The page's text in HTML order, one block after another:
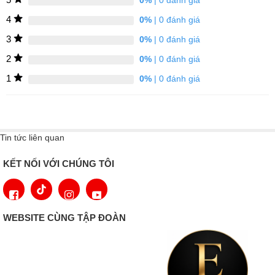
Ánh sáng gián tiếp tạo ra bầu không khí dễ chịu và làm nổi bật
các vật liệu chất lượng cao. Đèn LED không cần bảo trì và tạo ra
ánh sáng hoàn hảo trong nội thất. So với bóng đèn tiêu chuẩn,
đèn LED đặc biệt tiết kiệm năng lượng và mang lại lợi ích về tuổi
COMFORT CLEAN - KỆ CỬA AN TOÀN
4 0%| 0 đánh giá
3 0%| 0 đánh giá
2 0%| 0 đánh giá
1 0%| 0 đánh giá
Tin tức liên quan
KẾT NỐI VỚI CHÚNG TÔI
WEBSITE CÙNG TẬP ĐOÀN